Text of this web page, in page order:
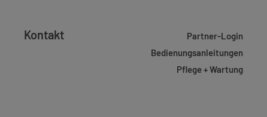
Kontakt
Partner-Login
Bedienungsanleitungen
Pflege + Wartung